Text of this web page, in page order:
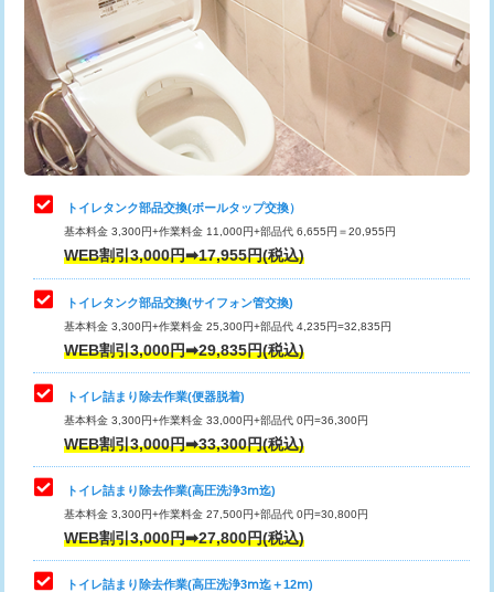
トイレタンク部品交換(ボールタップ交換）
基本料金 3,300円+作業料金 11,000円+部品代 6,655円＝20,955円
WEB割引3,000円➡17,955円(税込)
トイレタンク部品交換(サイフォン管交換)
基本料金 3,300円+作業料金 25,300円+部品代 4,235円=32,835円
WEB割引3,000円➡29,835円(税込)
トイレ詰まり除去作業(便器脱着)
基本料金 3,300円+作業料金 33,000円+部品代 0円=36,300円
WEB割引3,000円➡33,300円(税込)
トイレ詰まり除去作業(高圧洗浄3ⅿ迄)
基本料金 3,300円+作業料金 27,500円+部品代 0円=30,800円
WEB割引3,000円➡27,800円(税込)
トイレ詰まり除去作業(高圧洗浄3ⅿ迄＋12ⅿ)